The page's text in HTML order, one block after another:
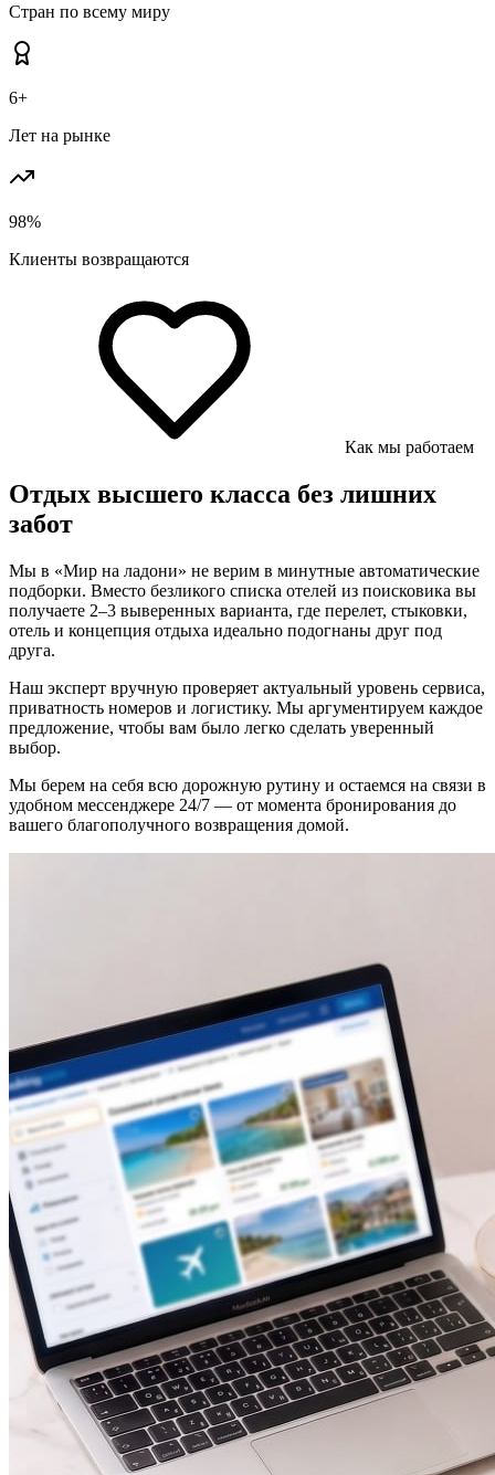
Стран по всему миру
6+
Лет на рынке
98%
Клиенты возвращаются
Как мы работаем
Отдых высшего класса без лишних
забот
Мы в «Мир на ладони» не верим в минутные автоматические
подборки. Вместо безликого списка отелей из поисковика вы
получаете 2–3 выверенных варианта, где перелет, стыковки,
отель и концепция отдыха идеально подогнаны друг под
друга.
Наш эксперт вручную проверяет актуальный уровень сервиса,
приватность номеров и логистику. Мы аргументируем каждое
предложение, чтобы вам было легко сделать уверенный
выбор.
Мы берем на себя всю дорожную рутину и остаемся на связи в
удобном мессенджере 24/7 — от момента бронирования до
вашего благополучного возвращения домой.